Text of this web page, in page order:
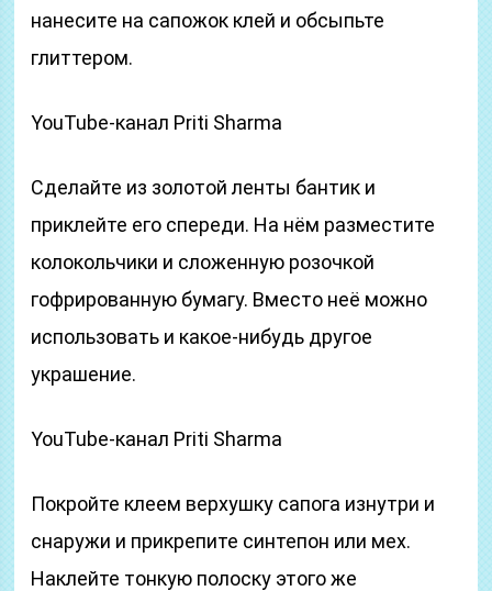
нанесите на сапожок клей и обсыпьте
глиттером.
YouTube-канал Priti Sharma
Сделайте из золотой ленты бантик и
приклейте его спереди. На нём разместите
колокольчики и сложенную розочкой
гофрированную бумагу. Вместо неё можно
использовать и какое-нибудь другое
украшение.
YouTube-канал Priti Sharma
Покройте клеем верхушку сапога изнутри и
снаружи и прикрепите синтепон или мех.
Наклейте тонкую полоску этого же